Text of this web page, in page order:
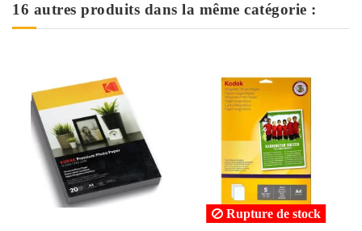
16 autres produits dans la même catégorie :
Rupture de stock